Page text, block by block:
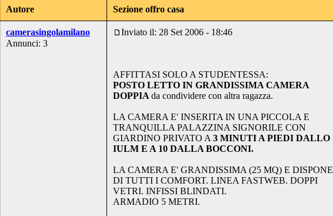
Autore
Sezione offro casa
camerasingolamilano
Annunci: 3
Inviato il: 28 Set 2006 - 18:46
AFFITTASI SOLO A STUDENTESSA:
POSTO LETTO IN GRANDISSIMA CAMERA
DOPPIA da condividere con altra ragazza.
LA CAMERA E' INSERITA IN UNA PICCOLA E
TRANQUILLA PALAZZINA SIGNORILE CON
GIARDINO PRIVATO A 3 MINUTI A PIEDI DALLO
IULM E A 10 DALLA BOCCONI.
LA CAMERA E' GRANDISSIMA (25 MQ) E DISPONE
DI TUTTI I COMFORT. LINEA FASTWEB. DOPPI
VETRI. INFISSI BLINDATI.
ARMADIO 5 METRI.